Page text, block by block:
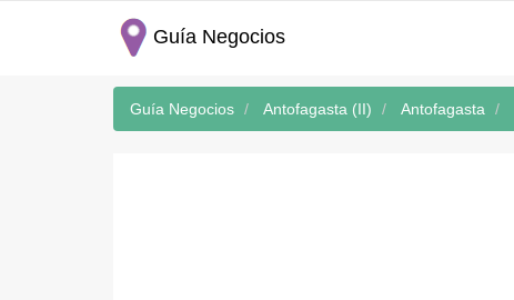
Guía Negocios
Guía Negocios Antofagasta (II) Antofagasta